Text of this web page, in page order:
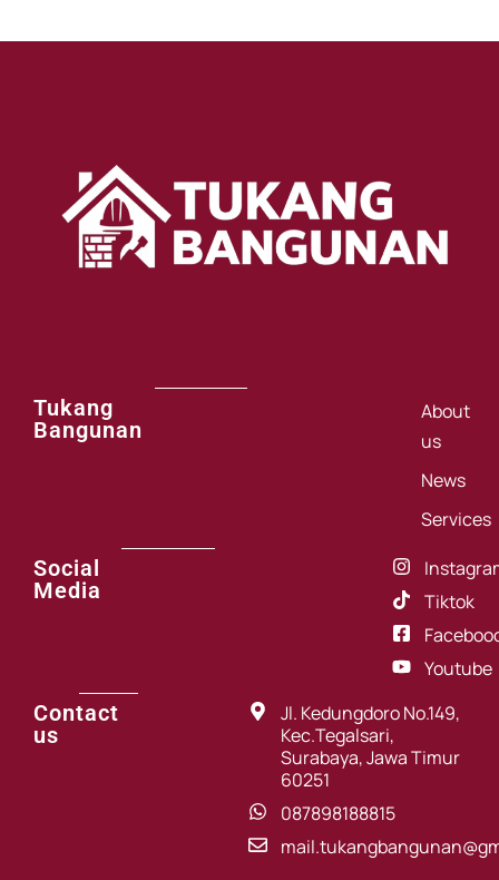
Tukang
Bangunan
About
us
News
Services
Social
Media
Tiktok
Youtube
Contact
us
Jl. Kedungdoro No.149,
Kec.Tegalsari,
Surabaya, Jawa Timur
60251
087898188815